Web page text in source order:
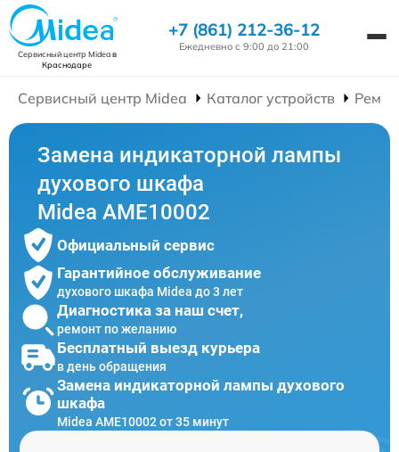
Сервисный центр Mideaв
Краснодаре
+7 (861) 212-36-12
Ежедневно с 9:00 до 21:00
Сервисный центр Midea Каталог устройств
Замена индикаторной лампы
духового шкафа
Midea AME10002
Официальный сервис
Гарантийное обслуживание
духового шкафа Midea до 3 лет
Диагностика за наш счет,
ремонт по желанию
Бесплатный выезд курьера
в день обращения
Замена индикаторной лампы духового
шкафа
Midea AME10002 от 35 минут